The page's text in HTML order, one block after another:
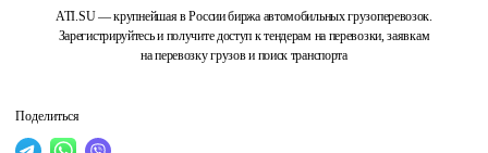
ATI.SU — крупнейшая в России биржа автомобильных грузоперевозок.
Зарегистрируйтесь и получите доступ к тендерам на перевозки, заявкам
на перевозку грузов и поиск транспорта
Поделиться